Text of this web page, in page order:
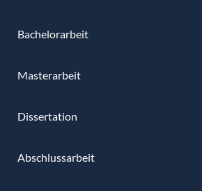
Bachelorarbeit
Masterarbeit
Dissertation
Abschlussarbeit